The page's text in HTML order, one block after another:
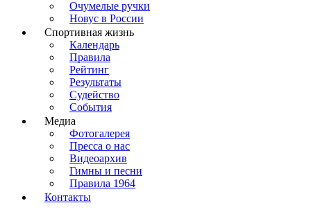
Очумелые ручки
Новус в России
Спортивная жизнь
Календарь
Правила
Рейтинг
Результаты
Судейство
События
Медиа
Фотогалерея
Пресса о нас
Видеоархив
Гимны и песни
Правила 1964
Контакты